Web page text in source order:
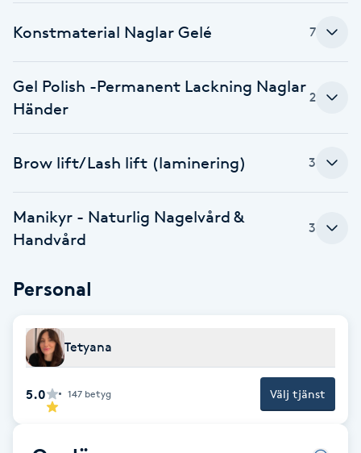
Fotmassage
Fotsvamp
Fransar
Fransborttagning
Fransfärgning
Fransförlängning
Fransförlängning Volym
Konstmaterial Naglar Gelé 7
Gel Polish -Permanent Lackning Naglar
Händer
2
Brow lift/Lash lift (laminering) 3
Manikyr - Naturlig Nagelvård &
Handvård
3
Personal
Tetyana
5.0 147 betyg Välj tjänst